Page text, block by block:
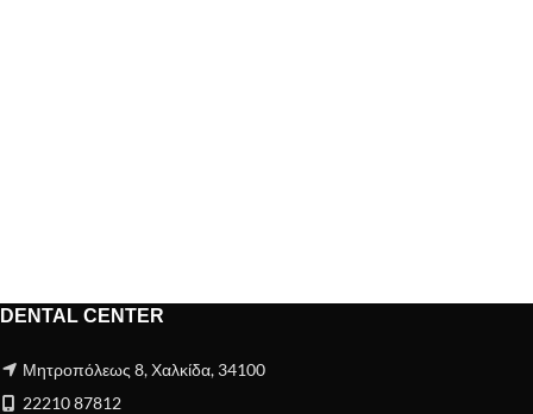
DENTAL CENTER
Μητροπόλεως 8, Χαλκίδα, 34100
22210 87812